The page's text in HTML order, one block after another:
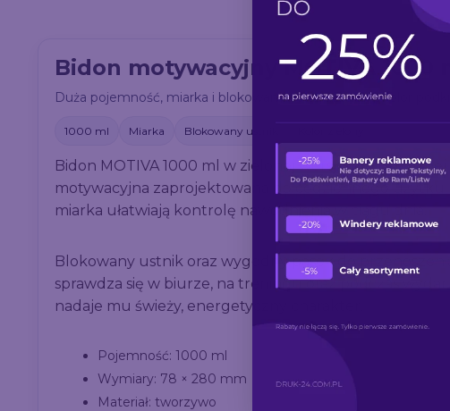
Bidon motywacyjny MOTIVA 1000
Duża pojemność, miarka i blokowany ustnik. Zielony kolor
1000 ml Miarka Blokowany ustnik
Bidon MOTIVA 1000 ml w zielonej wersji
motywacyjna zaprojektowana do codziennego
miarka ułatwiają kontrolę nawodnienia w ciągu dnia.
Blokowany ustnik oraz wygodny pasek do
sprawdza się w biurze, na treningu oraz podczas
nadaje mu świeży, energetyczny charakter.
Pojemność: 1000 ml
Wymiary: 78 × 280 mm
Materiał: tworzywo